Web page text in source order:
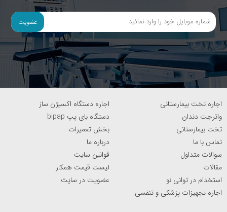
عضویت
اجاره تخت بیمارستانی
اجاره دستگاه اکسیژن ساز
واترجت دندان
دستگاه بای پپ bipap
تخت بیمارستانی
بخش تعمیرات
تماس با ما
درباره ما
سوالات متداول
قوانین سایت
مقالات
لیست قیمت همکار
استخدام در توانی نو
عضویت در سایت
اجاره تجهیزات پزشکی و تنفسی